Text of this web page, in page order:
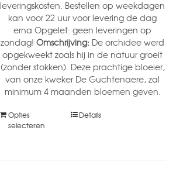
leveringskosten. Bestellen op weekdagen
kan voor 22 uur voor levering de dag
erna Opgelet: geen leveringen op
zondag!Omschrijving: De orchidee werd
opgekweekt zoals hij in de natuur groeit
(zonder stokken). Deze prachtige bloeier,
van onze kweker De Guchtenaere, zal
minimum 4 maanden bloemen geven.
Opties
selecteren
Details